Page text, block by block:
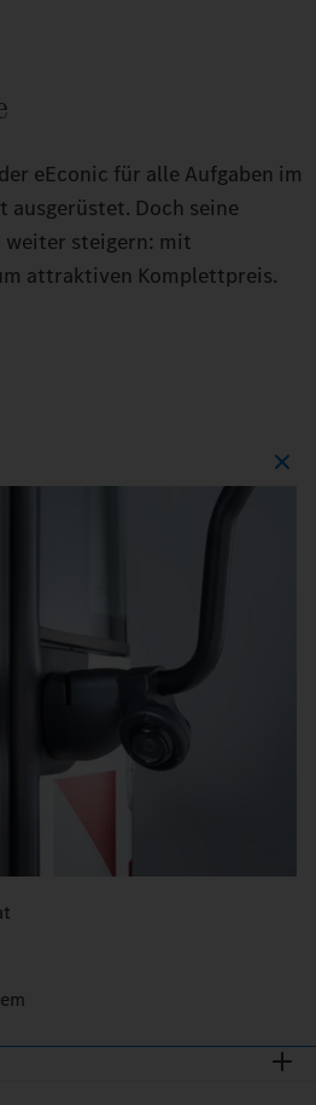
eEconic für alle Aufgaben im
ausgerüstet. Doch seine
weiter steigern: mit
attraktiven Komplettpreis.